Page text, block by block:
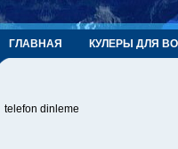
ГЛАВНАЯ КУЛЕРЫ ДЛЯ
telefon dinleme